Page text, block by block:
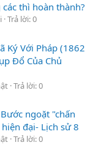
thì hoàn thành?
Trả lời: 0
Ký Với Pháp (1862
Đổ Của Chủ
Trả lời: 0
ngoặt "chấn
đại- Lịch sử 8
Trả lời: 0